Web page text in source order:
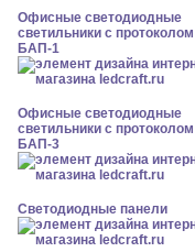
Офисные светодиодные
светильники с протоколом
БАП-1
Офисные светодиодные
светильники с протоколом
БАП-3
Cветодиодные панели